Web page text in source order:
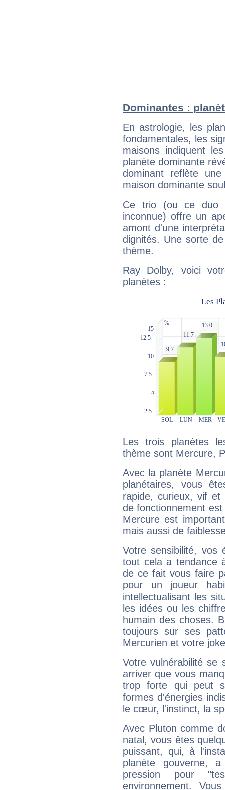
Dominantes :
En astrologie, les
fondamentales, les
maisons indiquent
planète dominante
dominant reflète
maison dominante
Ce trio (ou ce duo
inconnue) offre un
amont d'une
dignités. Une sorte
thème.
Ray Dolby, voici
planètes :
Les trois planètes
thème sont Mercure,
Avec la planète
planétaires, vous
rapide, curieux, vif et
de fonctionnement
Mercure est
mais aussi de
Votre sensibilité,
tout cela a tendance
de ce fait vous faire
pour un joueur
intellectualisant les
les idées ou les
humain des choses.
toujours sur ses
Mercurien et votre
Votre vulnérabilité se
arriver que vous
trop forte qui peut
formes d'énergies
le cœur, l'instinct, la
Avec Pluton comme
natal, vous êtes
puissant, qui, à
planète gouverne,
pression pour
environnement.